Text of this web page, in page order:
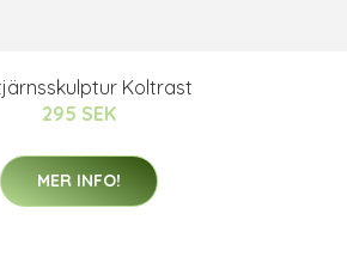
Koltrast
295 SEK
MER INFO!